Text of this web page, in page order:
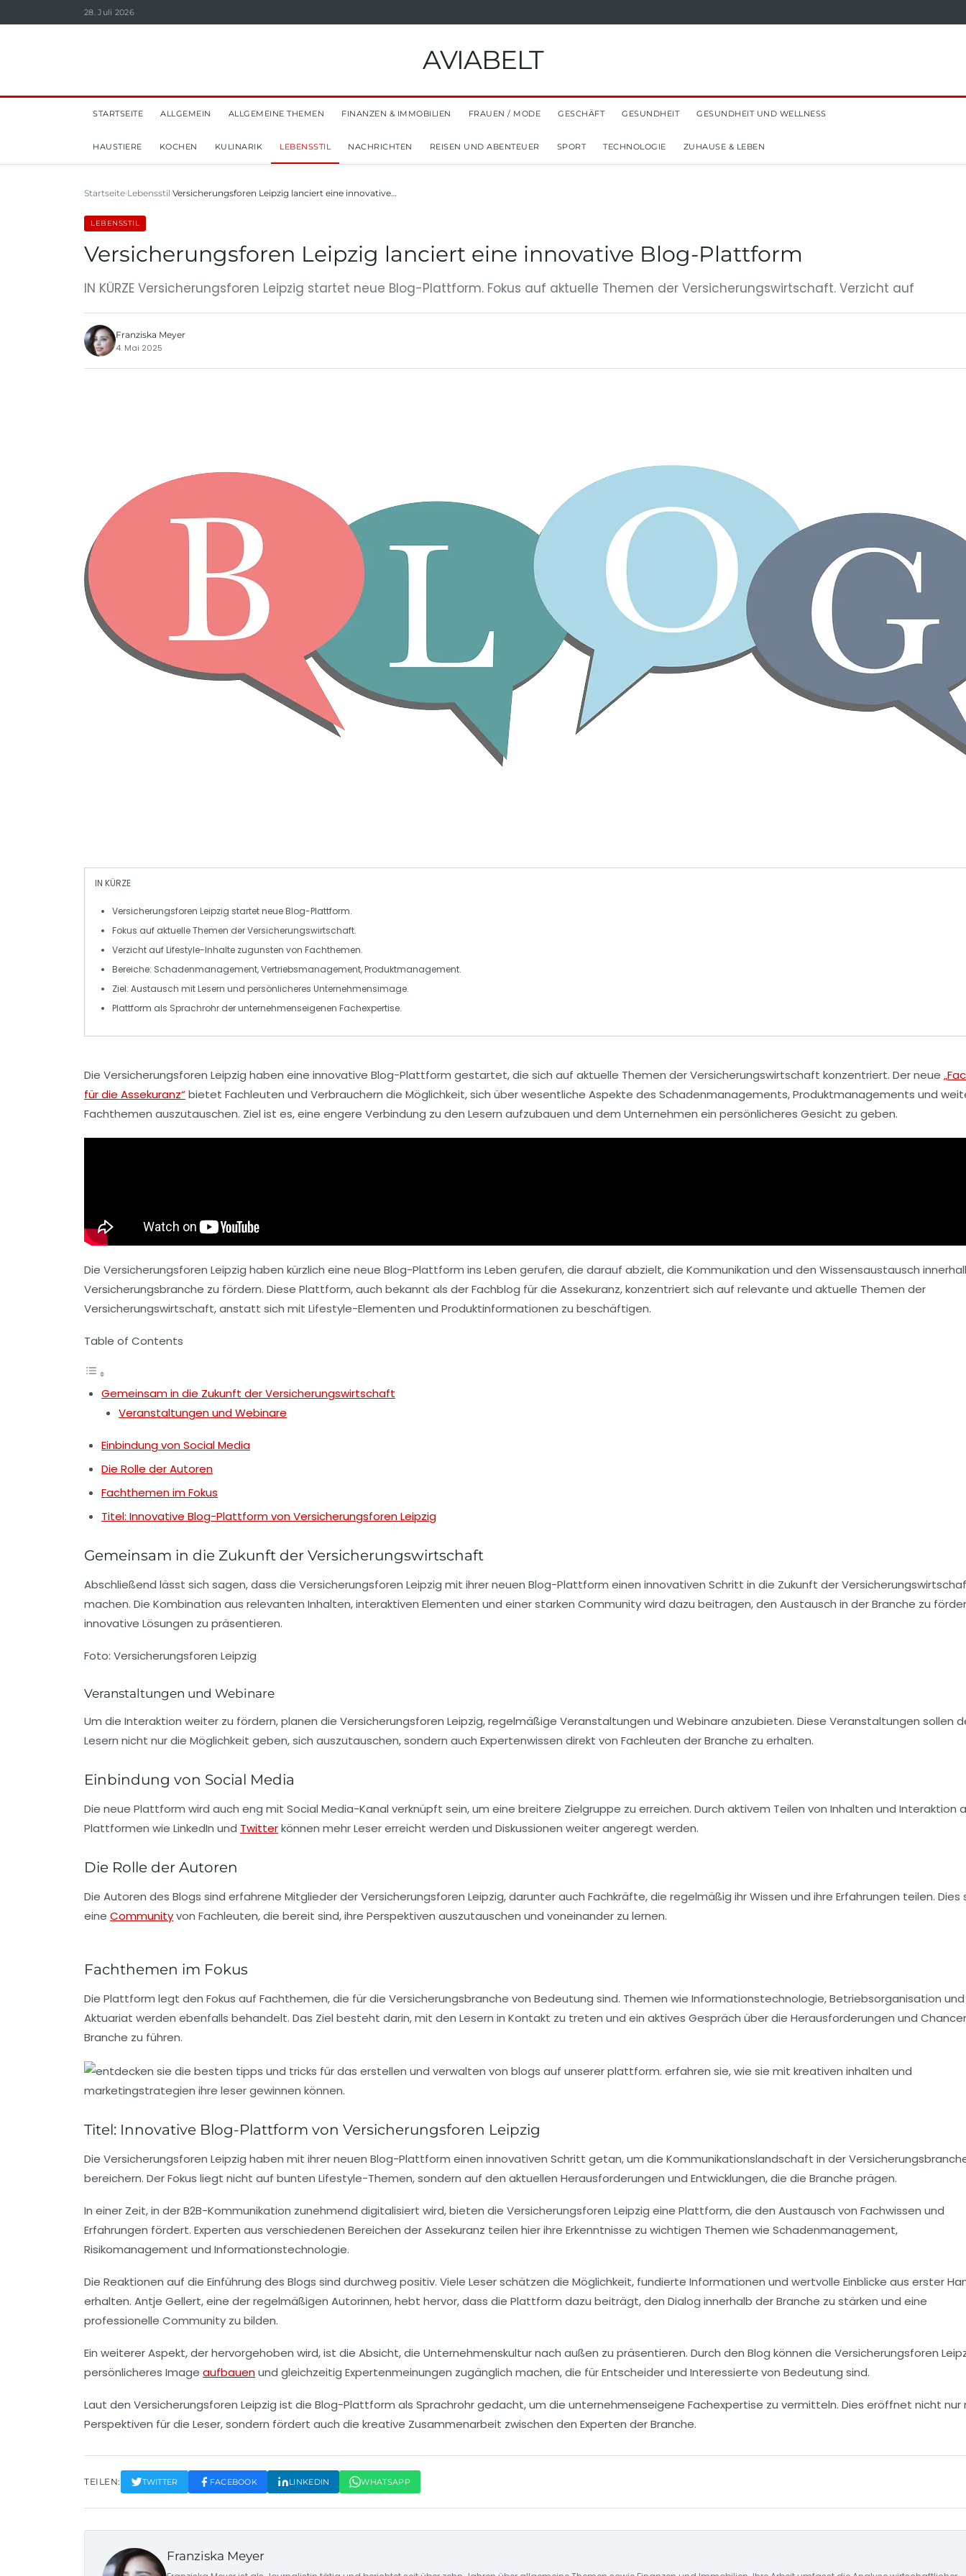
28. Juli 2026
AVIABELT
STARTSEITE ALLGEMEIN ALLGEMEINE THEMEN FINANZEN & IMMOBILIEN FRAUEN / MODE GESCHÄFT GESUNDHEIT GESUNDHEIT UND WELLNESS
HAUSTIERE KOCHEN KULINARIK LEBENSSTIL NACHRICHTEN REISEN UND ABENTEUER SPORT TECHNOLOGIE ZUHAUSE & LEBEN
Startseite Lebensstil Versicherungsforen Leipzig lanciert eine innovative…
LEBENSSTIL
Versicherungsforen Leipzig lanciert eine innovative Blog-Plattform
IN KÜRZE Versicherungsforen Leipzig startet neue Blog-Plattform. Fokus auf aktuelle Themen der Versicherungswirtschaft. Verzicht auf
Franziska Meyer
4. Mai 2025
IN KÜRZE
Versicherungsforen Leipzig startet neue Blog-Plattform.
Fokus auf aktuelle Themen derVersicherungswirtschaft.
Verzicht aufLifestyle-Inhalte zugunsten von Fachthemen.
Bereiche: Schadenmanagement,Vertriebsmanagement,Produktmanagement.
Ziel: Austausch mit Lesern und persönlicheres Unternehmensimage.
Plattform als Sprachrohr der unternehmenseigenen Fachexpertise.
Die Versicherungsforen Leipzig haben eine innovative Blog-Plattform gestartet, die sich auf aktuelle Themen derVersicherungswirtschaft konzentriert. Der neue
für die Assekuranz“ bietet Fachleuten und Verbrauchern die Möglichkeit, sich über wesentliche Aspekte des Schadenmanagements,Produktmanagements und
Fachthemen auszutauschen. Ziel ist es, eine engere Verbindung zu den Lesern aufzubauen und dem Unternehmen ein persönlicheres Gesicht zu geben.
Die Versicherungsforen Leipzig haben kürzlich eine neue Blog-Plattform ins Leben gerufen, die darauf abzielt, die Kommunikation und den Wissensaustausch
Versicherungsbranche zu fördern. Diese Plattform, auch bekannt als derFachblog für die Assekuranz, konzentriert sich auf relevante und aktuelle Themen der
Versicherungswirtschaft, anstatt sich mit Lifestyle-Elementen und Produktinformationen zu beschäftigen.
Table of Contents
Gemeinsam in die Zukunft der Versicherungswirtschaft
Veranstaltungen und Webinare
Einbindung von Social Media
Die Rolle der Autoren
Fachthemen im Fokus
Titel: Innovative Blog-Plattform von Versicherungsforen Leipzig
Gemeinsam in die Zukunft der Versicherungswirtschaft
Abschließend lässt sich sagen, dass die Versicherungsforen Leipzig mit ihrer neuen Blog-Plattform einen innovativen Schritt in die Zukunft der
machen. Die Kombination aus relevanten Inhalten, interaktiven Elementen und einer starken Community wird dazu beitragen, den Austausch in der Branche zu
innovative Lösungen zu präsentieren.
Foto: Versicherungsforen Leipzig
Veranstaltungen und Webinare
Um die Interaktion weiter zu fördern, planen die Versicherungsforen Leipzig, regelmäßige Veranstaltungen und Webinare anzubieten. Diese Veranstaltungen sollen
Lesern nicht nur die Möglichkeit geben, sich auszutauschen, sondern auch Expertenwissen direkt von Fachleuten der Branche zu erhalten.
Einbindung von Social Media
Die neue Plattform wird auch eng mit Social Media-Kanal verknüpft sein, um eine breitere Zielgruppe zu erreichen. Durch aktivem Teilen von Inhalten und Interaktion
Plattformen wie LinkedIn und Twitterkönnen mehr Leser erreicht werden und Diskussionen weiter angeregt werden.
Die Rolle der Autoren
Die Autoren des Blogs sind erfahrene Mitglieder derVersicherungsforen Leipzig, darunter auch Fachkräfte, die regelmäßig ihr Wissen und ihre Erfahrungen teilen.
eine Communityvon Fachleuten, die bereit sind, ihre Perspektiven auszutauschen und voneinander zu lernen.
Fachthemen im Fokus
Die Plattform legt den Fokus auf Fachthemen, die für die Versicherungsbranche von Bedeutung sind. Themen wie Informationstechnologie,Betriebsorganisation und
Aktuariat werden ebenfalls behandelt. Das Ziel besteht darin, mit den Lesern in Kontakt zu treten und ein aktives Gespräch über die Herausforderungen und
Branche zu führen.
Titel: Innovative Blog-Plattform von Versicherungsforen Leipzig
Die Versicherungsforen Leipzig haben mit ihrer neuen Blog-Plattform einen innovativen Schritt getan, um die Kommunikationslandschaft in der
bereichern. Der Fokus liegt nicht auf bunten Lifestyle-Themen, sondern auf den aktuellen Herausforderungen und Entwicklungen, die die Branche prägen.
In einer Zeit, in derB2B-Kommunikation zunehmend digitalisiert wird, bieten die Versicherungsforen Leipzig eine Plattform, die den Austausch von Fachwissen und
Erfahrungen fördert. Experten aus verschiedenen Bereichen derAssekuranz teilen hier ihre Erkenntnisse zu wichtigen Themen wie Schadenmanagement,
Risikomanagement und Informationstechnologie.
Die Reaktionen auf die Einführung des Blogs sind durchweg positiv. Viele Leser schätzen die Möglichkeit, fundierte Informationen und wertvolle Einblicke aus erster
erhalten. Antje Gellert, eine der regelmäßigen Autorinnen, hebt hervor, dass die Plattform dazu beiträgt, den Dialog innerhalb der Branche zu stärken und eine
professionelle Community zu bilden.
Ein weiterer Aspekt, der hervorgehoben wird, ist die Absicht, die Unternehmenskulturnach außen zu präsentieren. Durch den Blog können die Versicherungsforen
persönlicheres Image aufbauenund gleichzeitig Expertenmeinungen zugänglich machen, die für Entscheider und Interessierte von Bedeutung sind.
Laut den Versicherungsforen Leipzig ist die Blog-Plattform als Sprachrohrgedacht, um die unternehmenseigene Fachexpertise zu vermitteln. Dies eröffnet nicht nur
Perspektiven für die Leser, sondern fördert auch die kreative Zusammenarbeit zwischen den Experten der Branche.
TEILEN: TWITTER FACEBOOK LINKEDIN WHATSAPP
Franziska Meyer